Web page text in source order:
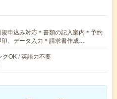
申込み対応＊書類の記入案内＊予約
、データ入力＊請求書作成…
クOK / 英語力不要